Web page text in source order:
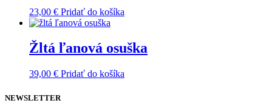
23,00 € Pridať do košíka
Žltá ľanová osuška
39,00 € Pridať do košíka
NEWSLETTER